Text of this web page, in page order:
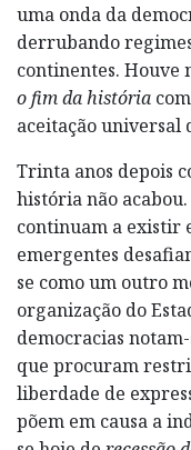
uma onda da
derrubando
continentes. Houve
o fim da história
aceitação universal
Trinta anos depois
história não
continuam a existir
emergentes
se como um outro
organização do
democracias
que procuram
liberdade de
põem em causa a